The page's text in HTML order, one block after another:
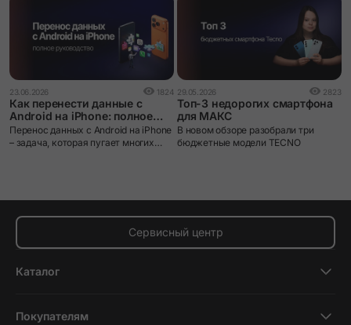
23.06.2026 1824
Как перенести данные с
Android на iPhone: полное
руководство
Перенос данных с Android на iPhone
– задача, которая пугает многих
магазины приложений. Без
правильного инструмента данные
действительно можно потерять.
29.05.2026 2823
Топ-3 недорогих смартфона
для МАКС
В новом обзоре разобрали три
бюджетные модели TECNO
Сервисный центр
Каталог
Покупателям